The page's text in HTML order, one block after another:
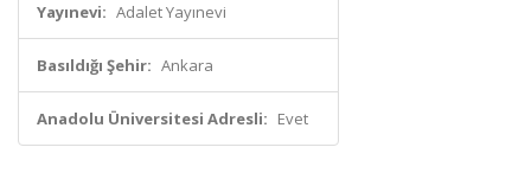
Yayınevi: Adalet Yayınevi
Basıldığı Şehir: Ankara
Anadolu Üniversitesi Adresli: Evet